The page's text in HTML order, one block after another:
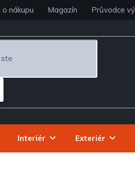
o nákupu Magazín Průvodce
Interiér Exteriér